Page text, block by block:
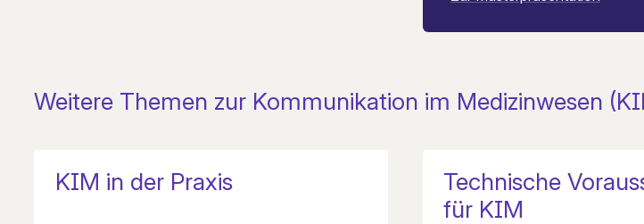
Weitere Themen zur Kommunikation im Medizinwesen
KIM in der Praxis
Technische
für KIM